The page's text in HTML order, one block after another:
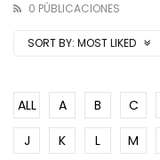
0 PÚBLICACIONES
SORT BY: MOST LIKED
ALL A B C
J
K L M